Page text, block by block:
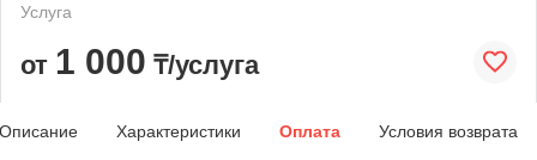
Услуга
от 1 000 ₸/услуга
Описание Характеристики Оплата Условия возврата